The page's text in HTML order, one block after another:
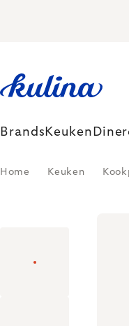
Brands Keuken
Home Keuken